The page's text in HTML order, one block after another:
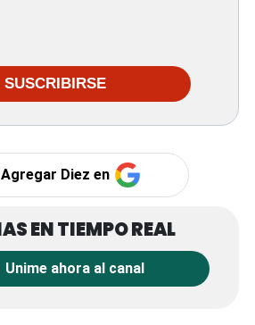
SUSCRIBIRSE
Agregar Diez en
Unime ahora al canal